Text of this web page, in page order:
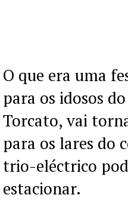
O que era uma
para os idosos
Torcato, vai
para os lares do
trio-eléctrico
estacionar.